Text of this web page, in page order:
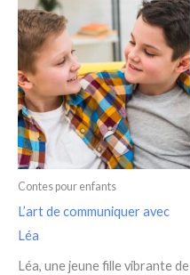
Contes pour enfants
L’art de communiquer avec
Léa
Léa, une jeune fille vibrante de